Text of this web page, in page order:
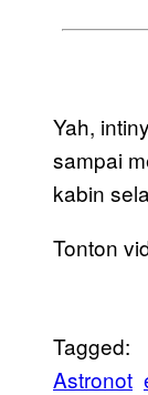
Yah,
sampai
kabin
Tonton
Tagged:
Astronot